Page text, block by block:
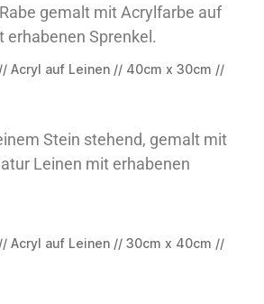
Acryl auf Leinen // 40cm x 30cm //
Acryl auf Leinen // 30cm x 40cm //